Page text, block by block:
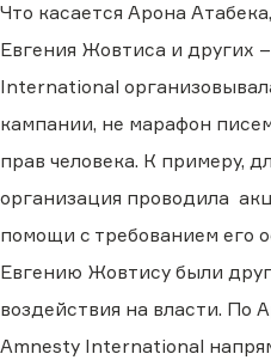
Что касается Арона
Евгения Жовтиса и других
International
кампании, не марафон
прав человека. К примеру,
организация проводила
помощи с требованием его
Евгению Жовтису были
воздействия на власти. По
Amnesty International